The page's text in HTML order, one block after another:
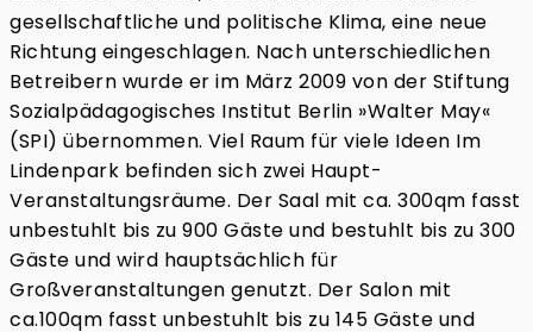
gesellschaftliche und politische Klima, eine neue
Richtung eingeschlagen. Nach unterschiedlichen
Betreibern wurde er im März 2009 von der Stiftung
Sozialpädagogisches Institut Berlin »Walter May«
(SPI) übernommen. Viel Raum für viele Ideen Im
Lindenpark befinden sich zwei Haupt-
Veranstaltungsräume. Der Saal mit ca. 300qm fasst
unbestuhlt bis zu 900 Gäste und bestuhlt bis zu 300
Gäste und wird hauptsächlich für
Großveranstaltungen genutzt. Der Salon mit
ca.100qm fasst unbestuhlt bis zu 145 Gäste und